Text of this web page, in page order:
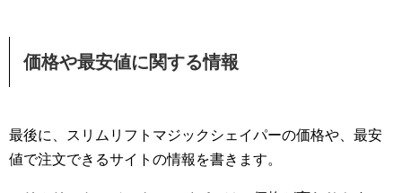
価格や最安値に関する情報
最後に、スリムリフトマジックシェイパーの価格や、最安
値で注文できるサイトの情報を書きます。